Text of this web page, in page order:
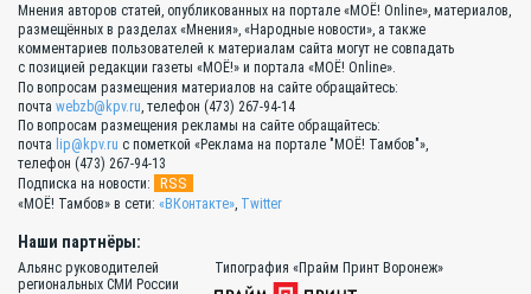
Мнения авторов статей, опубликованных на портале «МОЁ! Online», материалов,
размещённых в разделах «Мнения», «Народные новости», а также
комментариев пользователей к материалам сайта могут не совпадать
с позицией редакции газеты «МОЁ!» и портала «МОЁ! Online».
По вопросам размещения материалов на сайте обращайтесь:
почта webzb@kpv.ru, телефон (473) 267-94-14
По вопросам размещения рекламы на сайте обращайтесь:
почта lip@kpv.ru с пометкой «Реклама на портале "МОЁ! Тамбов"»,
телефон (473) 267-94-13
Подписка на новости:
RSS
«МОЁ! Тамбов» в сети: «ВКонтакте», Twitter
Наши партнёры:
Альянс руководителей
региональных СМИ России
Типография «Прайм Принт Воронеж»